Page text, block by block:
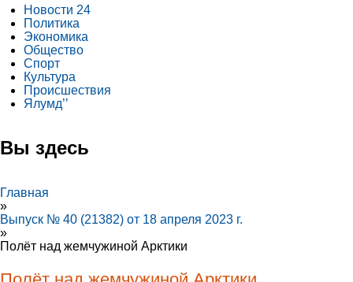
Новости 24
Политика
Экономика
Общество
Спорт
Культура
Происшествия
Ялумд’’
Вы здесь
Главная
»
Выпуск № 40 (21382) от 18 апреля 2023 г.
»
Полёт над жемчужиной Арктики